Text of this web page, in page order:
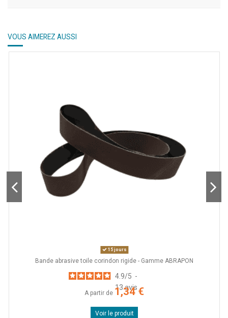
VOUS AIMEREZ AUSSI
15 jours
Bande abrasive toile corindon rigide - Gamme ABRAPON
4.9/5 -
13avis
A partir de 1,34 €
Voir le produit